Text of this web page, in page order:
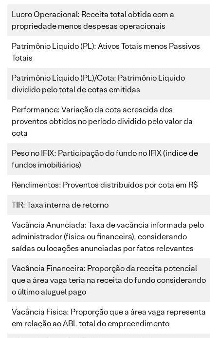
Lucro Operacional: Receita total obtida com a
propriedade menos despesas operacionais
Patrimônio Líquido (PL): Ativos Totais menos Passivos
Totais
Patrimônio Líquido (PL)/Cota: Patrimônio Líquido
dividido pelo total de cotas emitidas
Performance: Variação da cota acrescida dos
proventos obtidos no período dividido pelo valor da
cota
Peso no IFIX: Participação do fundo no IFIX (índice de
fundos imobiliários)
Rendimentos: Proventos distribuídos por cota em R$
TIR: Taxa interna de retorno
Vacância Anunciada: Taxa de vacância informada pelo
administrador (física ou financeira), considerando
saídas ou locações anunciadas por fatos relevantes
Vacância Financeira: Proporção da receita potencial
que a área vaga teria na receita do fundo considerando
o último aluguel pago
Vacância Física: Proporção que a área vaga representa
em relação ao ABL total do empreendimento